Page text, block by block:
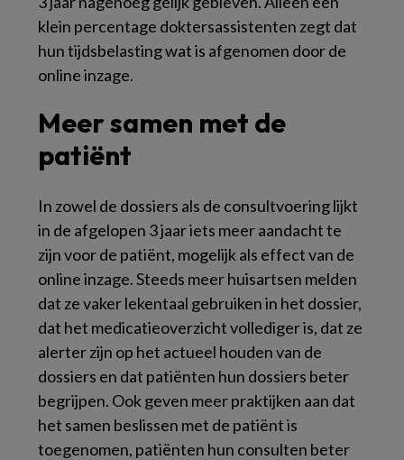
klein percentage doktersassistenten zegt dat
hun tijdsbelasting wat is afgenomen door de
online inzage.
Meer samen met de
patiënt
In zowel de dossiers als de consultvoering lijkt
in de afgelopen 3 jaar iets meer aandacht te
zijn voor de patiënt, mogelijk als effect van de
online inzage. Steeds meer huisartsen melden
dat ze vaker lekentaal gebruiken in het dossier,
dat het medicatieoverzicht vollediger is, dat ze
alerter zijn op het actueel houden van de
dossiers en dat patiënten hun dossiers beter
begrijpen. Ook geven meer praktijken aan dat
het samen beslissen met de patiënt is
toegenomen, patiënten hun consulten beter